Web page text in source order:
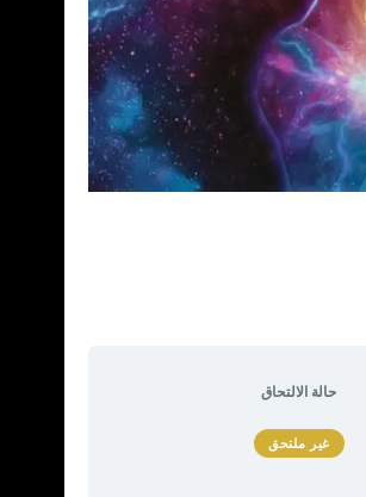
حالة الالتحاق
غير ملتحق